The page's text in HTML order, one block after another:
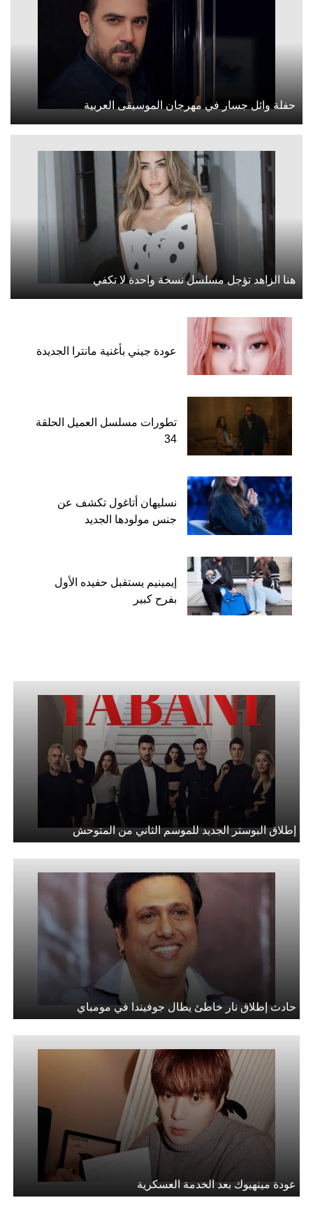
حفلة وائل جسار في مهرجان الموسيقى العربية
هنا الزاهد تؤجل مسلسل نسخة واحدة لا تكفي
عودة جيني بأغنية مانترا الجديدة
تطورات مسلسل العميل الحلقة
34
نسليهان أتاغول تكشف عن
جنس مولودها الجديد
إيمينيم يستقبل حفيده الأول
بفرح كبير
إطلاق البوستر الجديد للموسم الثاني من المتوحش
حادث إطلاق نار خاطئ يطال جوفيندا في مومباي
عودة مينهيوك بعد الخدمة العسكرية